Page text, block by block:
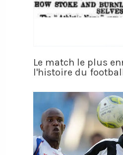
Le match le plus
l'histoire du